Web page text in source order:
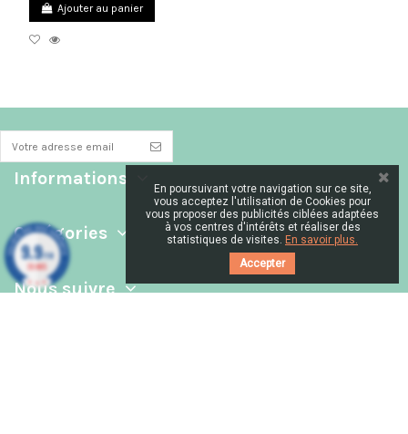
Ajouter au panier
Informations
Catégories
Nous suivre
En poursuivant votre navigation sur ce site,
vous acceptez l'utilisation de Cookies pour
vous proposer des publicités ciblées adaptées
à vos centres d'intérêts et réaliser des
statistiques de visites. En savoir plus.
Accepter
9.9/10
39 AVIS